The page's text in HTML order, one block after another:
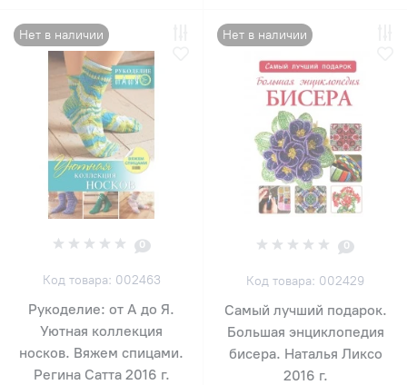
Нет в наличии
0
Код товара: 002463
Рукоделие: от А до Я.
Уютная коллекция
носков. Вяжем спицами.
Регина Сатта 2016 г.
Нет в наличии
0
Код товара: 002429
Самый лучший подарок.
Большая энциклопедия
бисера. Наталья Ликсо
2016 г.